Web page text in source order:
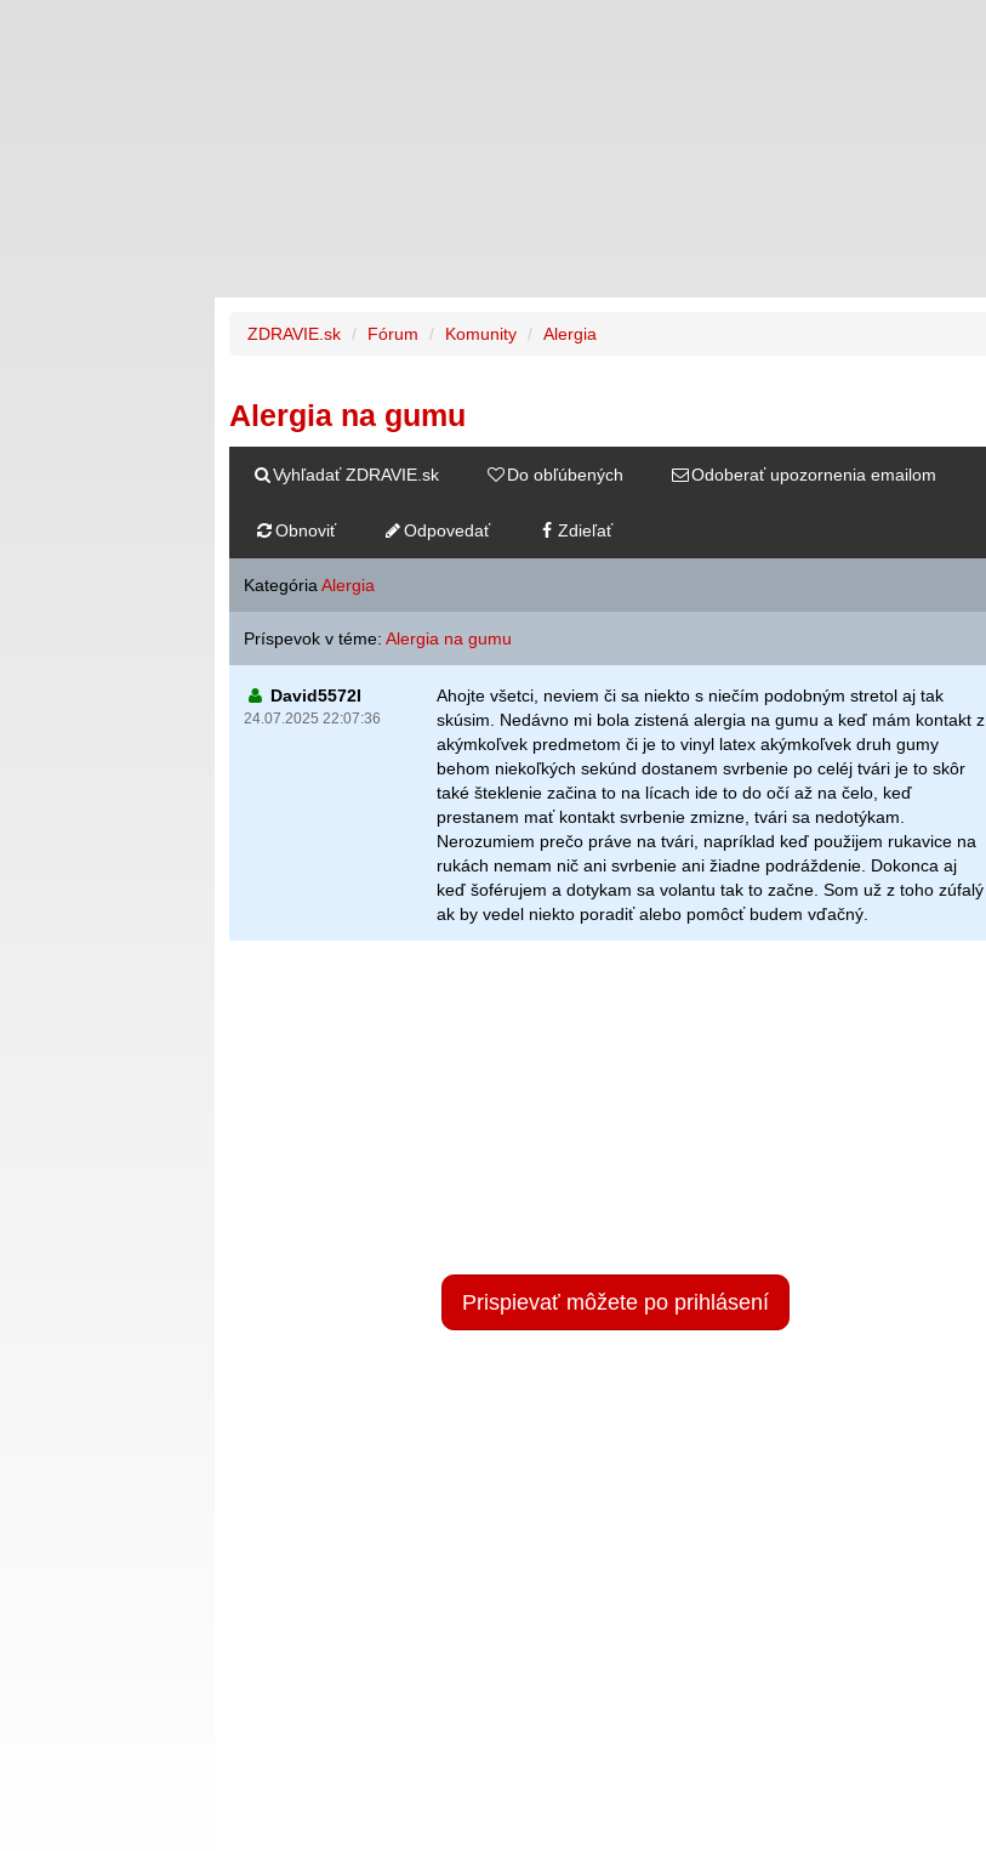
ZDRAVIE.sk Fórum Komunity Alergia
Alergia na gumu
Vyhľadať ZDRAVIE.sk Do obľúbených Odoberať upozornenia emailom
Obnoviť Odpovedať Zdieľať
Kategória Alergia
Príspevok v téme: Alergia na gumu
David5572I
24.07.2025 22:07:36
Ahojte všetci, neviem či sa niekto s niečím podobným stretol aj tak
skúsim. Nedávno mi bola zistená alergia na gumu a keď mám kontakt z
akýmkoľvek predmetom či je to vinyl latex akýmkoľvek druh gumy
behom niekoľkých sekúnd dostanem svrbenie po celéj tvári je to skôr
také šteklenie začina to na lícach ide to do očí až na čelo, keď
prestanem mať kontakt svrbenie zmizne, tvári sa nedotýkam.
Nerozumiem prečo práve na tvári, napríklad keď použijem rukavice na
rukách nemam nič ani svrbenie ani žiadne podráždenie. Dokonca aj
keď šoférujem a dotykam sa volantu tak to začne. Som už z toho zúfalý
ak by vedel niekto poradiť alebo pomôcť budem vďačný.
Prispievať môžete po prihlásení